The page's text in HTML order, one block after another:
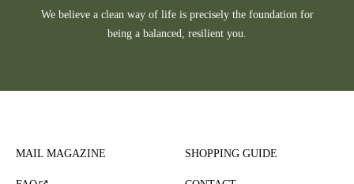
We believe a clean way of life is precisely the foundation for
being a balanced, resilient you.
MAIL MAGAZINE SHOPPING GUIDE